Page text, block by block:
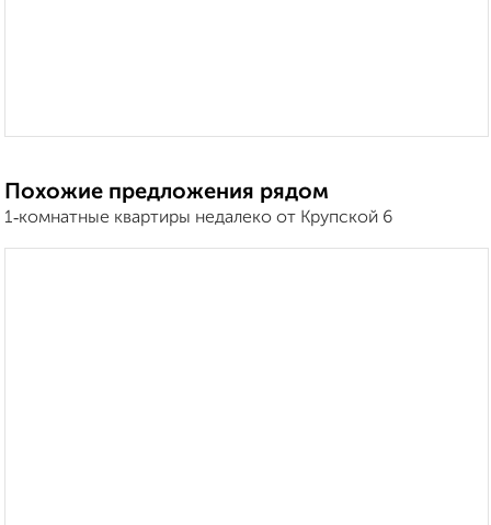
Похожие предложения рядом
1‑комнатные квартиры недалеко от Крупской 6